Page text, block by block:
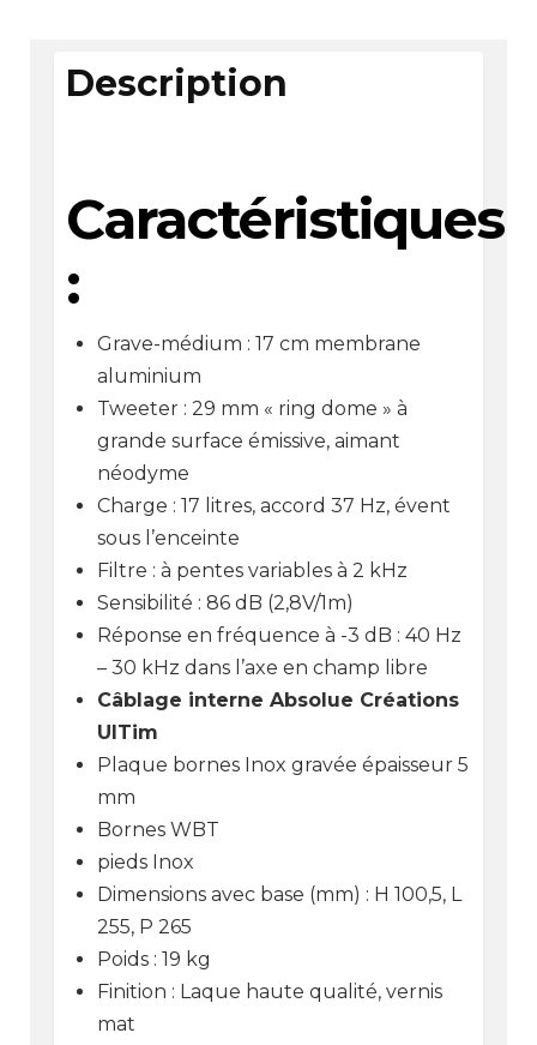
Description
Caractéristiques
:
Grave-médium : 17 cm membrane
aluminium
Tweeter : 29 mm « ring dome » à
grande surface émissive, aimant
néodyme
Charge : 17 litres, accord 37 Hz, évent
sous l’enceinte
Filtre : à pentes variables à 2 kHz
Sensibilité : 86 dB (2,8V/1m)
Réponse en fréquence à -3 dB : 40 Hz
– 30 kHz dans l’axe en champ libre
Câblage interne Absolue Créations
UlTim
Plaque bornes Inox gravée épaisseur 5
mm
Bornes WBT
pieds Inox
Dimensions avec base (mm) : H 100,5, L
255, P 265
Poids : 19 kg
Finition : Laque haute qualité, vernis
mat